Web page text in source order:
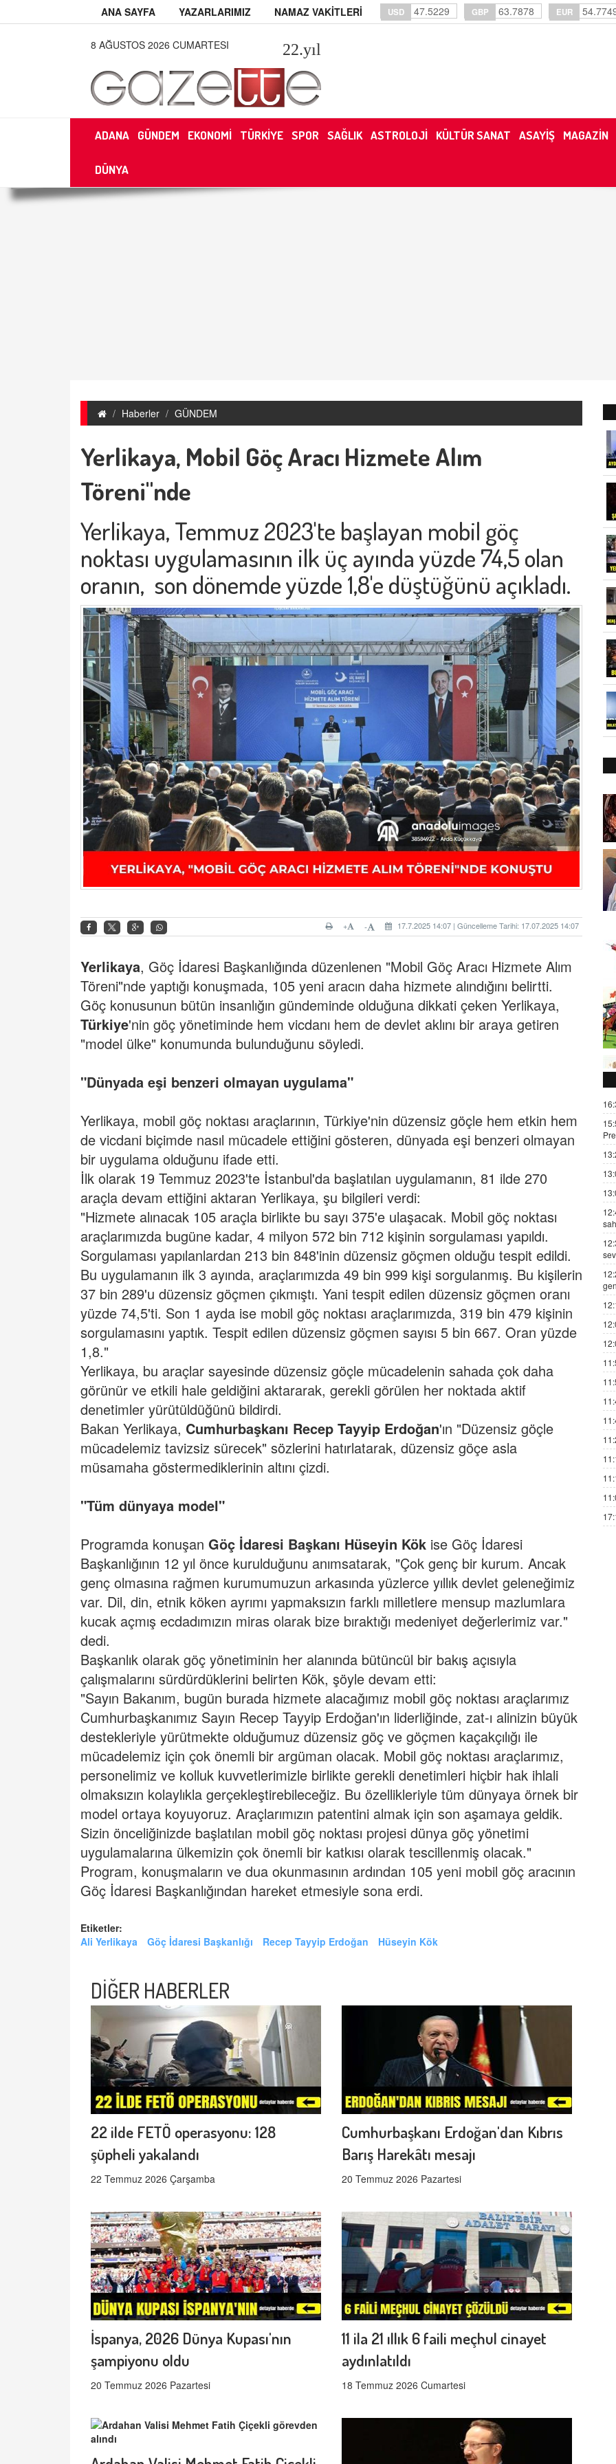
ANA SAYFA YAZARLARIMIZ NAMAZ VAKİTLERİ USD 47.5229 GBP 63.7878 EUR
8 AĞUSTOS 2026 CUMARTESI 22.yıl
ADANA GÜNDEM EKONOMİ TÜRKİYE SPOR SAĞLIK ASTROLOJİ KÜLTÜR SANAT ASAYİŞ MAGAZİN
DÜNYA
Haberler GÜNDEM
Yerlikaya, Mobil Göç Aracı Hizmete Alım
Töreni"nde
Yerlikaya, Temmuz 2023'te başlayan mobil göç
noktası uygulamasının ilk üç ayında yüzde 74,5 olan
oranın, son dönemde yüzde 1,8'e düştüğünü açıkladı.
17.7.2025 14:07 | Güncelleme Tarihi: 17.07.2025 14:07
-
+
Yerlikaya, Göç İdaresi Başkanlığında düzenlenen "Mobil Göç Aracı Hizmete Alım
Töreni"nde yaptığı konuşmada, 105 yeni aracın daha hizmete alındığını belirtti.
Göç konusunun bütün insanlığın gündeminde olduğuna dikkati çeken Yerlikaya,
Türkiye'nin göç yönetiminde hem vicdanı hem de devlet aklını bir araya getiren
"model ülke" konumunda bulunduğunu söyledi.
"Dünyada eşi benzeri olmayan uygulama"
Yerlikaya, mobil göç noktası araçlarının, Türkiye'nin düzensiz göçle hem etkin hem
de vicdani biçimde nasıl mücadele ettiğini gösteren, dünyada eşi benzeri olmayan
bir uygulama olduğunu ifade etti.
İlk olarak 19 Temmuz 2023'te İstanbul'da başlatılan uygulamanın, 81 ilde 270
araçla devam ettiğini aktaran Yerlikaya, şu bilgileri verdi:
"Hizmete alınacak 105 araçla birlikte bu sayı 375'e ulaşacak. Mobil göç noktası
araçlarımızda bugüne kadar, 4 milyon 572 bin 712 kişinin sorgulaması yapıldı.
Sorgulaması yapılanlardan 213 bin 848'inin düzensiz göçmen olduğu tespit edildi.
Bu uygulamanın ilk 3 ayında, araçlarımızda 49 bin 999 kişi sorgulanmış. Bu kişilerin
37 bin 289'u düzensiz göçmen çıkmıştı. Yani tespit edilen düzensiz göçmen oranı
yüzde 74,5'ti. Son 1 ayda ise mobil göç noktası araçlarımızda, 319 bin 479 kişinin
sorgulamasını yaptık. Tespit edilen düzensiz göçmen sayısı 5 bin 667. Oran yüzde
1,8."
Yerlikaya, bu araçlar sayesinde düzensiz göçle mücadelenin sahada çok daha
görünür ve etkili hale geldiğini aktararak, gerekli görülen her noktada aktif
denetimler yürütüldüğünü bildirdi.
Bakan Yerlikaya, Cumhurbaşkanı Recep Tayyip Erdoğan'ın "Düzensiz göçle
mücadelemiz tavizsiz sürecek" sözlerini hatırlatarak, düzensiz göçe asla
müsamaha göstermediklerinin altını çizdi.
"Tüm dünyaya model"
Programda konuşan Göç İdaresi Başkanı Hüseyin Kök ise Göç İdaresi
Başkanlığının 12 yıl önce kurulduğunu anımsatarak, "Çok genç bir kurum. Ancak
genç olmasına rağmen kurumumuzun arkasında yüzlerce yıllık devlet geleneğimiz
var. Dil, din, etnik köken ayrımı yapmaksızın farklı milletlere mensup mazlumlara
kucak açmış ecdadımızın miras olarak bize bıraktığı medeniyet değerlerimiz var."
dedi.
Başkanlık olarak göç yönetiminin her alanında bütüncül bir bakış açısıyla
çalışmalarını sürdürdüklerini belirten Kök, şöyle devam etti:
"Sayın Bakanım, bugün burada hizmete alacağımız mobil göç noktası araçlarımız
Cumhurbaşkanımız Sayın Recep Tayyip Erdoğan'ın liderliğinde, zat-ı alinizin büyük
destekleriyle yürütmekte olduğumuz düzensiz göç ve göçmen kaçakçılığı ile
mücadelemiz için çok önemli bir argüman olacak. Mobil göç noktası araçlarımız,
personelimiz ve kolluk kuvvetlerimizle birlikte gerekli denetimleri hiçbir hak ihlali
olmaksızın kolaylıkla gerçekleştirebileceğiz. Bu özellikleriyle tüm dünyaya örnek bir
model ortaya koyuyoruz. Araçlarımızın patentini almak için son aşamaya geldik.
Sizin önceliğinizde başlatılan mobil göç noktası projesi dünya göç yönetimi
uygulamalarına ülkemizin çok önemli bir katkısı olarak tescillenmiş olacak."
Program, konuşmaların ve dua okunmasının ardından 105 yeni mobil göç aracının
Göç İdaresi Başkanlığından hareket etmesiyle sona erdi.
Etiketler:
Ali Yerlikaya
Göç İdaresi Başkanlığı Recep Tayyip Erdoğan Hüseyin Kök
DİĞER HABERLER
22 ilde FETÖ operasyonu: 128
şüpheli yakalandı
22 Temmuz 2026 Çarşamba
Cumhurbaşkanı Erdoğan'dan Kıbrıs
Barış Harekâtı mesajı
20 Temmuz 2026 Pazartesi
İspanya, 2026 Dünya Kupası'nın
şampiyonu oldu
20 Temmuz 2026 Pazartesi
11 ila 21 ıllık 6 faili meçhul cinayet
aydınlatıldı
18 Temmuz 2026 Cumartesi